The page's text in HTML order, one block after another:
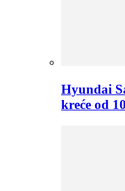
Hyundai
kreće od